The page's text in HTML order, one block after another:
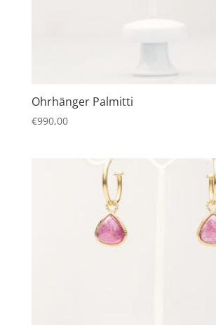
Ohrhänger Palmitti
€990,00